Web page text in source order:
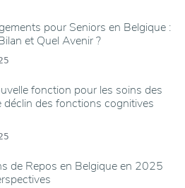
pour Seniors en Belgique :
et Quel Avenir ?
fonction pour les soins des
des fonctions cognitives
de Repos en Belgique en 2025